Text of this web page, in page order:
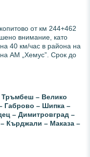
от км 244+462
внимание, като
40 км/час в района на
АМ „Хемус”. Срок до
Тръмбеш – Велико
Габрово – Шипка –
– Димитровград –
Кърджали – Маказа –